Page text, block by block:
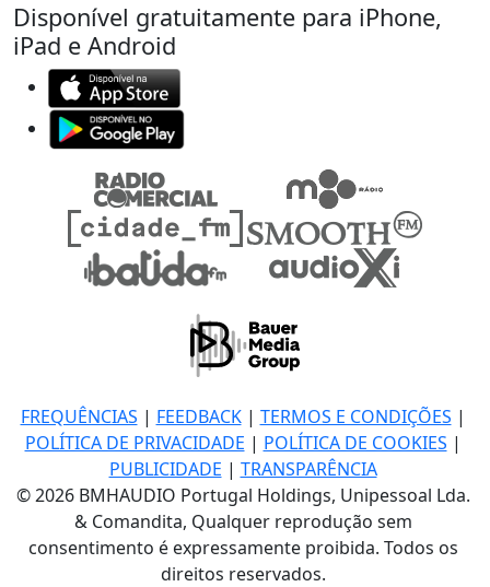
Disponível gratuitamente para iPhone,
iPad e Android
FREQUÊNCIAS | FEEDBACK| TERMOS E CONDIÇÕES |
POLÍTICA DE PRIVACIDADE | POLÍTICA DE COOKIES |
PUBLICIDADE | TRANSPARÊNCIA
© 2026 BMHAUDIO Portugal Holdings, Unipessoal Lda.
& Comandita, Qualquer reprodução sem
consentimento é expressamente proibida. Todos os
direitos reservados.